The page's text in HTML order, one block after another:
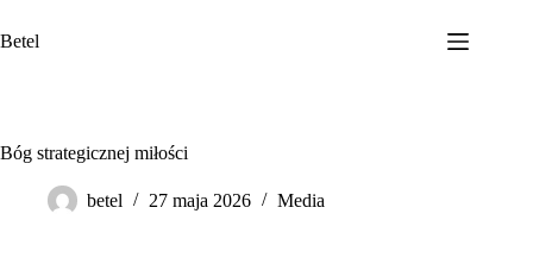
do
treści
Betel
Bóg strategicznej miłości
betel 27 maja 2026 Media